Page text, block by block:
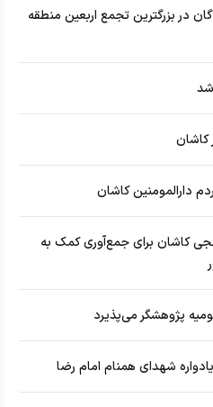
در بزرگترین تجمع اربعین منطقه
شد
دارالمومنین کاشان
کاشان برای جمع‌آوری کمک به
پژوهشگر می‌پذیرد
شهدای همنام امام رضا